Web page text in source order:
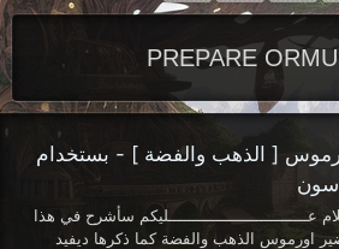
PREPARE
[ الذهب والفضة ] - بستخدام
عـــــــــــــــــــــــــــــليكم سأشرح في هذا
اورموس الذهب والفضة كما ذكرها ديفيد